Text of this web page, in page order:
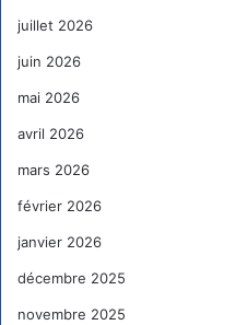
juillet 2026
juin 2026
mai 2026
avril 2026
mars 2026
février 2026
janvier 2026
décembre 2025
novembre 2025